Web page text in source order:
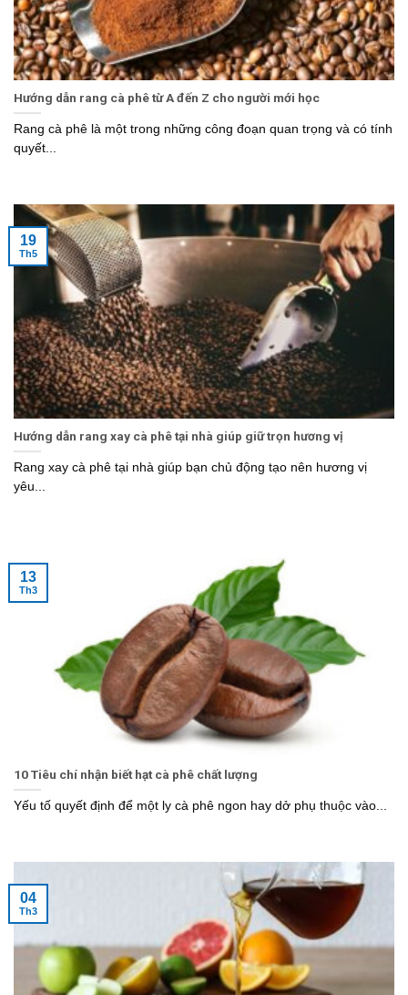
Hướng dẫn rang cà phê từ A đến Z cho người mới học
Rang cà phê là một trong những công đoạn quan trọng và có tính
quyết...
Hướng dẫn rang xay cà phê tại nhà giúp giữ trọn hương vị
Rang xay cà phê tại nhà giúp bạn chủ động tạo nên hương vị
yêu...
19
Th5
10 Tiêu chí nhận biết hạt cà phê chất lượng
Yếu tố quyết định để một ly cà phê ngon hay dở phụ thuộc vào...
13
Th3
04
Th3